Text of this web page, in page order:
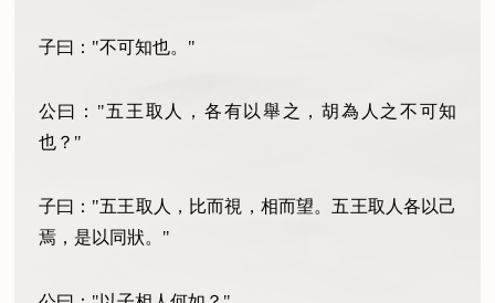
子曰："不可知也。"
公曰："五王取人，各有以舉之，胡為人之不可知
也？"
子曰："五王取人，比而視，相而望。五王取人各以己
焉，是以同狀。"